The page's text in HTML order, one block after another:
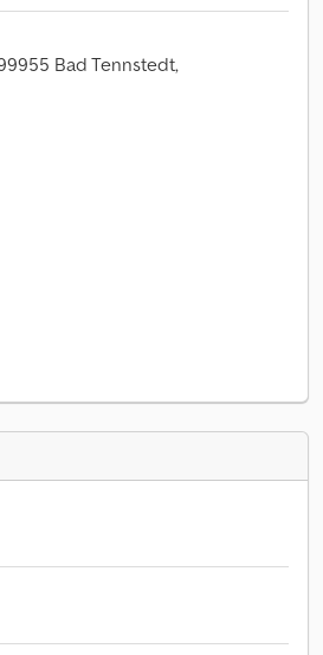
Bad Tennstedt,